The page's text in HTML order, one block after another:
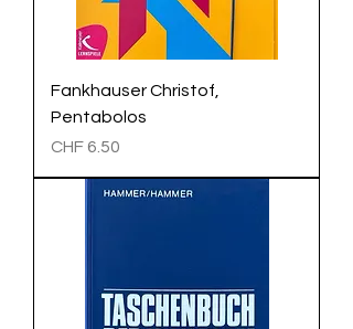
Fankhauser Christof,
Pentabolos
Preis
CHF 6.50